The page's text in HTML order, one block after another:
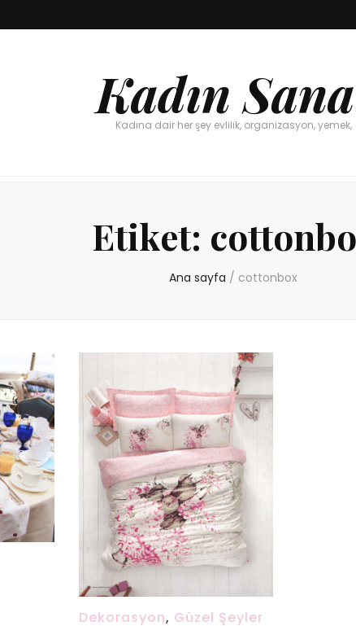
Kadın
Kadına dair her şey evlilik, organizasyon, yemek,
Etiket:
Ana sayfa / cottonbox
Dekorasyon, Güzel Şeyler